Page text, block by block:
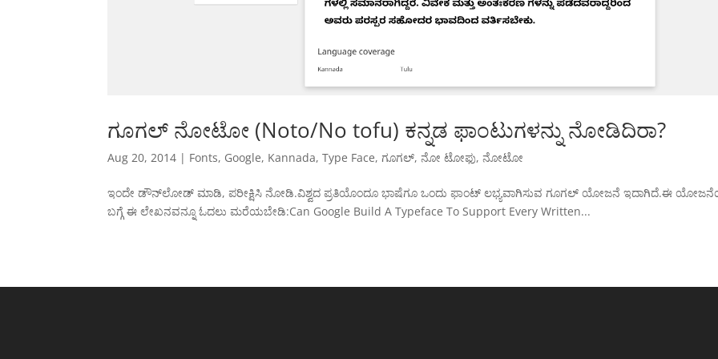
ಗೂಗಲ್ ನೋಟೋ (Noto/No tofu) ಕನ್ನಡ ಫಾಂಟುಗಳನ್ನು ನೋಡಿದಿರಾ?
Aug 20, 2014 | Fonts, Google, Kannada,Type Face,ಗೂಗಲ್,ನೋ ಟೋಫು,ನೋಟೋ
ಇಂದೇ ಡೌನ್‌ಲೋಡ್ ಮಾಡಿ, ಪರೀಕ್ಷಿಸಿ ನೋಡಿ.ವಿಶ್ವದ ಪ್ರತಿಯೊಂದೂ ಭಾಷೆಗೂ ಒಂದು ಫಾಂಟ್ ಲಭ್ಯವಾಗಿಸುವ ಗೂಗಲ್ ಯೋಜನೆ ಇದಾಗಿದೆ.ಈ
ಬಗ್ಗೆ ಈ ಲೇಖನವನ್ನೂ ಓದಲು ಮರೆಯಬೇಡಿ:Can Google Build A Typeface To Support Every Written...